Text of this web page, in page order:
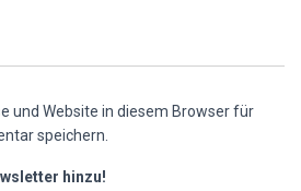
und Website in diesem Browser für
speichern.
hinzu!